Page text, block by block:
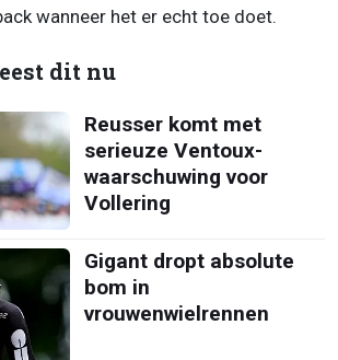
wanneer het er echt toe doet.
dit nu
Reusser komt met
serieuze Ventoux-
waarschuwing voor
Vollering
Gigant dropt absolute
bom in
vrouwenwielrennen